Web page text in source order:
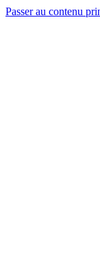
Passer au contenu